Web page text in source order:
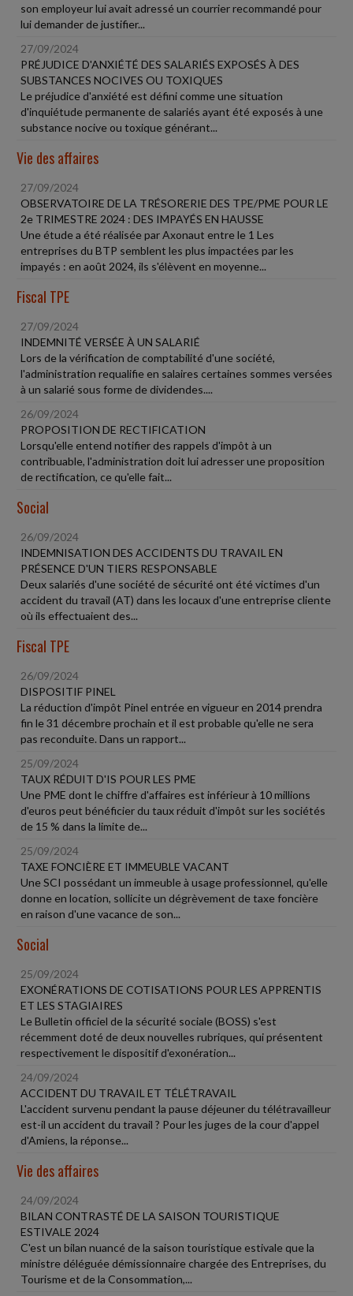
son employeur lui avait adressé un courrier recommandé pour
lui demander de justifier...
27/09/2024
PRÉJUDICE D'ANXIÉTÉ DES SALARIÉS EXPOSÉS À DES
SUBSTANCES NOCIVES OU TOXIQUES
Le préjudice d'anxiété est défini comme une situation
d'inquiétude permanente de salariés ayant été exposés à une
substance nocive ou toxique générant...
Vie des affaires
27/09/2024
OBSERVATOIRE DE LA TRÉSORERIE DES TPE/PME POUR LE
2e TRIMESTRE 2024 : DES IMPAYÉS EN HAUSSE
Une étude a été réalisée par Axonaut entre le 1 Les
entreprises du BTP semblent les plus impactées par les
impayés : en août 2024, ils s'élèvent en moyenne...
Fiscal TPE
27/09/2024
INDEMNITÉ VERSÉE À UN SALARIÉ
Lors de la vérification de comptabilité d'une société,
l'administration requalifie en salaires certaines sommes versées
à un salarié sous forme de dividendes....
26/09/2024
PROPOSITION DE RECTIFICATION
Lorsqu'elle entend notifier des rappels d'impôt à un
contribuable, l'administration doit lui adresser une proposition
de rectification, ce qu'elle fait...
Social
26/09/2024
INDEMNISATION DES ACCIDENTS DU TRAVAIL EN
PRÉSENCE D'UN TIERS RESPONSABLE
Deux salariés d'une société de sécurité ont été victimes d'un
accident du travail (AT) dans les locaux d'une entreprise cliente
où ils effectuaient des...
Fiscal TPE
26/09/2024
DISPOSITIF PINEL
La réduction d'impôt Pinel entrée en vigueur en 2014 prendra
fin le 31 décembre prochain et il est probable qu'elle ne sera
pas reconduite. Dans un rapport...
25/09/2024
TAUX RÉDUIT D'IS POUR LES PME
Une PME dont le chiffre d'affaires est inférieur à 10 millions
d'euros peut bénéficier du taux réduit d'impôt sur les sociétés
de 15 % dans la limite de...
25/09/2024
TAXE FONCIÈRE ET IMMEUBLE VACANT
Une SCI possédant un immeuble à usage professionnel, qu'elle
donne en location, sollicite un dégrèvement de taxe foncière
en raison d'une vacance de son...
Social
25/09/2024
EXONÉRATIONS DE COTISATIONS POUR LES APPRENTIS
ET LES STAGIAIRES
Le Bulletin officiel de la sécurité sociale (BOSS) s'est
récemment doté de deux nouvelles rubriques, qui présentent
respectivement le dispositif d'exonération...
24/09/2024
ACCIDENT DU TRAVAIL ET TÉLÉTRAVAIL
L'accident survenu pendant la pause déjeuner du télétravailleur
est-il un accident du travail ? Pour les juges de la cour d'appel
d'Amiens, la réponse...
Vie des affaires
24/09/2024
BILAN CONTRASTÉ DE LA SAISON TOURISTIQUE
ESTIVALE 2024
C'est un bilan nuancé de la saison touristique estivale que la
ministre déléguée démissionnaire chargée des Entreprises, du
Tourisme et de la Consommation,...